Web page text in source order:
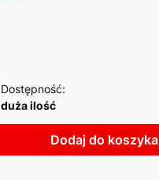
Dostępność:
duża ilość
Dodaj do koszyka